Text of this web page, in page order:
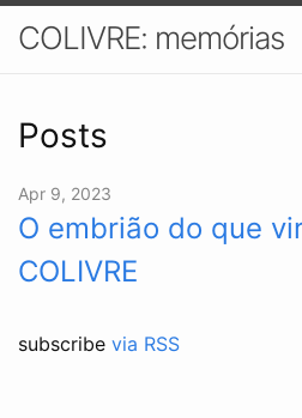
COLIVRE: memórias
Posts
Apr 9, 2023
O embrião do que
COLIVRE
subscribe via RSS